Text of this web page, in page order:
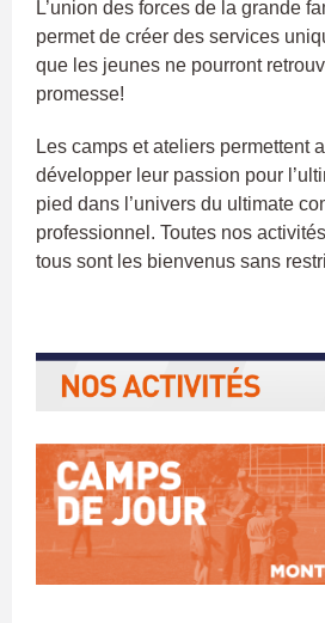
L’union des forces de la grande
permet de créer des services
que les jeunes ne pourront
promesse!
Les camps et ateliers permettent
développer leur passion pour
pied dans l’univers du ultimate
professionnel. Toutes nos
tous sont les bienvenus sans